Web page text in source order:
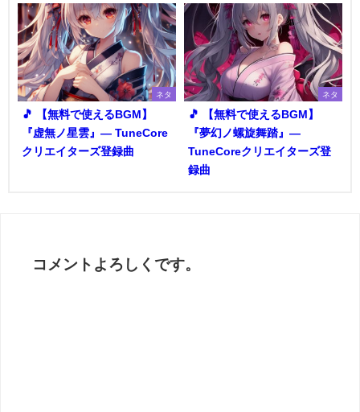
ネタ
🎵 【無料で使えるBGM】
『虚無ノ星雲』― TuneCore
クリエイターズ登録曲
ネタ
🎵 【無料で使えるBGM】
『夢幻ノ螺旋舞踏』―
TuneCoreクリエイターズ登
録曲
コメントよろしくです。